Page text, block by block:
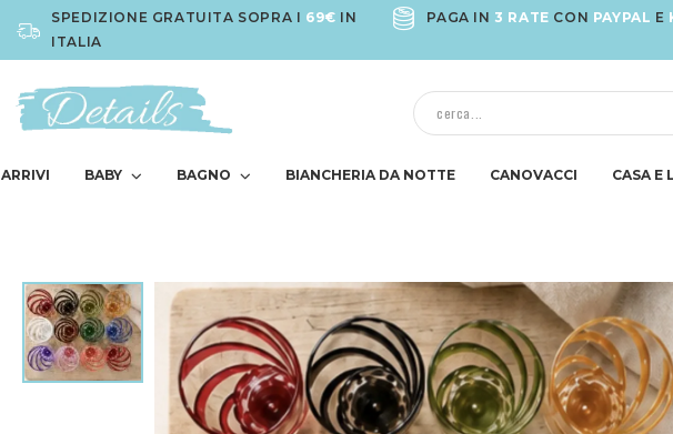
SPEDIZIONE GRATUITA SOPRA I 69€ IN
ITALIA
PAGA IN 3 RATE CON PAYPAL E
BABY BAGNO BIANCHERIA DA NOTTE CANOVACCI CASA E